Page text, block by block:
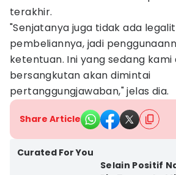
terakhir.
"Senjatanya juga tidak ada
pembeliannya, jadi
ketentuan. Ini yang sedang
bersangkutan akan dimintai
pertanggungjawaban," jelas dia.
Share Article
Curated For You
Selain Positif